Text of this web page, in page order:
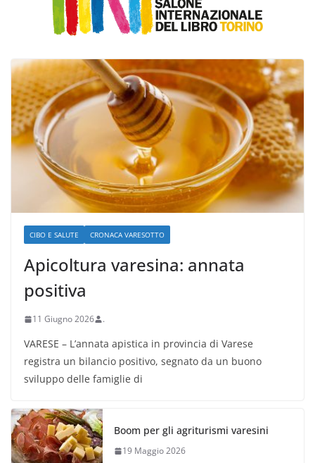
CIBO E SALUTE CRONACA VARESOTTO
Apicoltura varesina: annata
positiva
11 Giugno 2026 .
VARESE – L’annata apistica in provincia di Varese
registra un bilancio positivo, segnato da un buono
sviluppo delle famiglie di
Boom per gli agriturismi varesini
19 Maggio 2026